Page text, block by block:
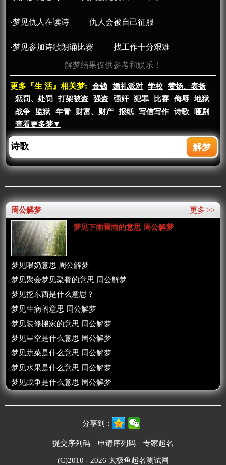
·梦见仇人在读诗 —— 仇人会被自己征服
·梦见参加诗歌朗诵比赛 —— 找工作十分艰难
解梦结果仅供参考和娱乐！
更多『生 活』相关梦: 金钱 婚礼派对 学校
赞扬、表扬
惩罚、处罚
打架被盗 强盗 强奸 犯罪 比赛 侮辱
地狱
战争
监狱 年青 财富、财产 报纸 写信写作 诗歌
哑剧
查看更多梦▼
更多 >>
周公解梦
梦见下雨雷雨的意思 周公解梦
梦见喂奶意思 周公解梦
梦见聚会梦见聚餐的意思 周公解梦
梦见挖东西是什么意思？
梦见生病的意思 周公解梦
梦见装修搬家的意思 周公解梦
梦见星空是什么意思 周公解梦
梦见蔬菜是什么意思 周公解梦
梦见水果是什么意思 周公解梦
梦见战争是什么意思 周公解梦
分享到：
提交序列码 申请序列码 专家起名
(C)2010 - 2026 太极鱼起名测试网